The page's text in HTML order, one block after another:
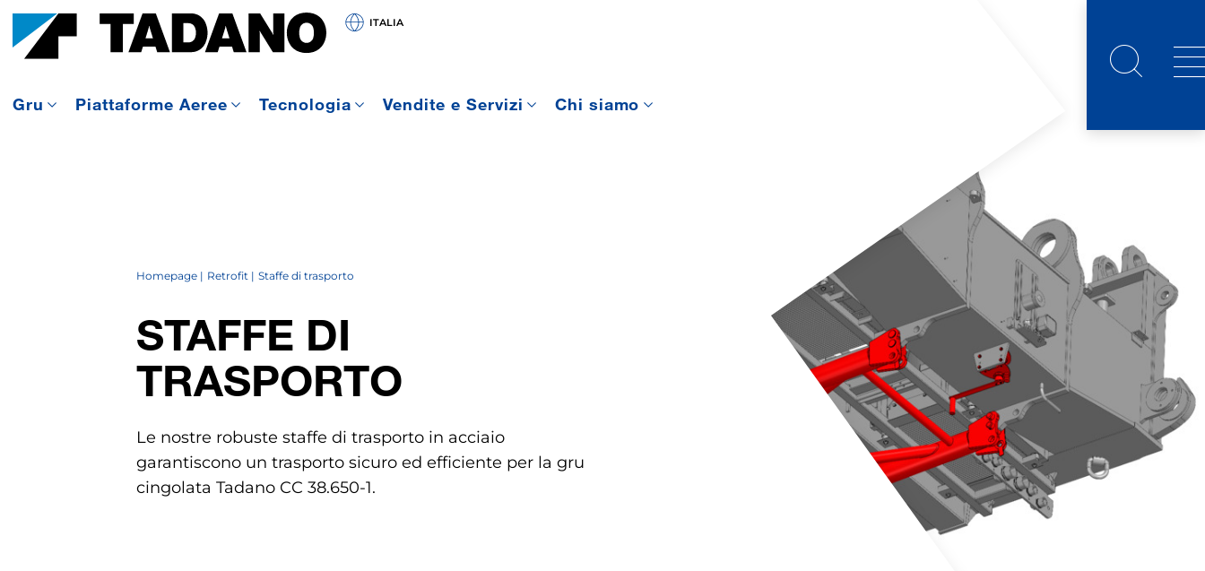
ITALIA
Gru Piattaforme Aeree Tecnologia Vendite e Servizi Chi siamo
Homepage Retrofit Staffe di trasporto
STAFFE DI
TRASPORTO
Le nostre robuste staffe di trasporto in acciaio
garantiscono un trasporto sicuro ed efficiente per la gru
cingolata Tadano CC 38.650-1.